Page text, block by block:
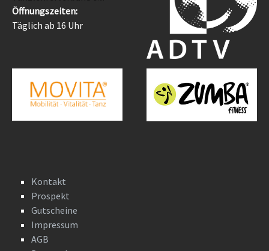
Öffnungszeiten:
Täglich ab 16 Uhr
Kontakt
Prospekt
Gutscheine
Impressum
AGB